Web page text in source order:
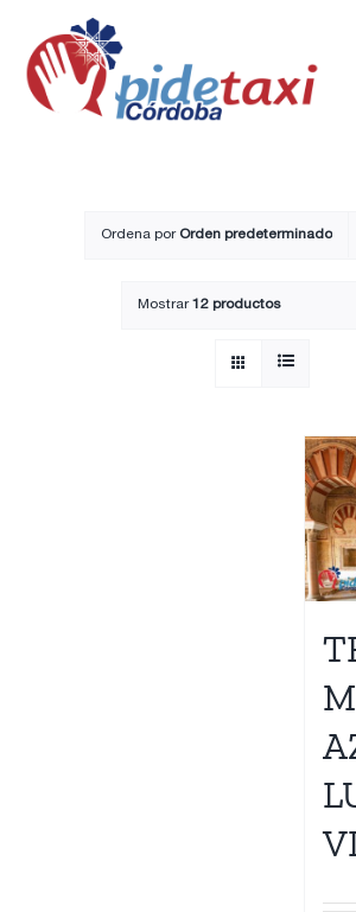
contenido
EmpresasOrdena por Orden predeterminado
Mostrar12 productos